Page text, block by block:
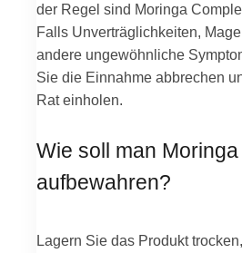
der Regel sind Moringa
Falls Unverträglichkeiten,
andere ungewöhnliche
Sie die Einnahme abbrechen
Rat einholen.
Wie soll man
aufbewahren?
Lagern Sie das Produkt